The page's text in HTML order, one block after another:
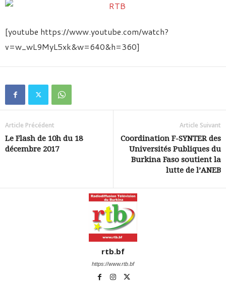
[youtube https://www.youtube.com/watch?
v=w_wL9MyL5xk&w=640&h=360]
Article Précédent
Le Flash de 10h du 18
décembre 2017
Article Suivant
Coordination F-SYNTER des
Universités Publiques du
Burkina Faso soutient la
lutte de l’ANEB
rtb.bf
https://www.rtb.bf